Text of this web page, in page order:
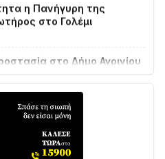
στο Γολέμι
που κυκλοφορεί
εκχώρηση των νερών